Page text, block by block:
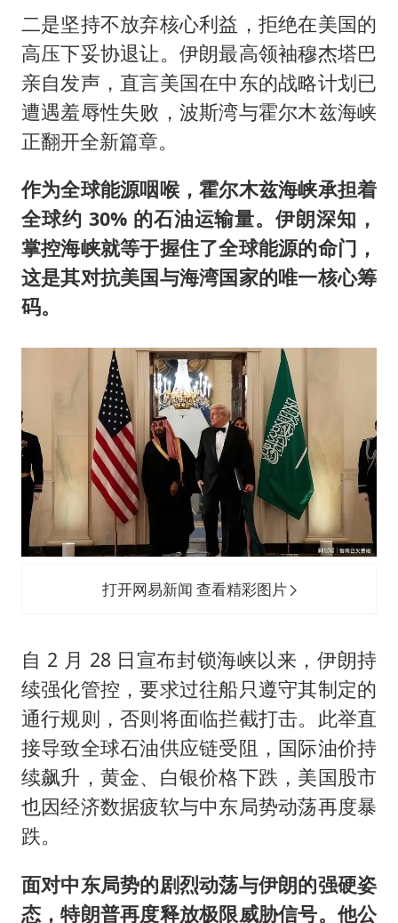
二是坚持不放弃核心利益，拒绝在美国的
高压下妥协退让。伊朗最高领袖穆杰塔巴
亲自发声，直言美国在中东的战略计划已
遭遇羞辱性失败，波斯湾与霍尔木兹海峡
正翻开全新篇章。
作为全球能源咽喉，霍尔木兹海峡承担着
全球约 30% 的石油运输量。伊朗深知，
掌控海峡就等于握住了全球能源的命门，
这是其对抗美国与海湾国家的唯一核心筹
码。
打开网易新闻 查看精彩图片
自 2 月 28 日宣布封锁海峡以来，伊朗持
续强化管控，要求过往船只遵守其制定的
通行规则，否则将面临拦截打击。此举直
接导致全球石油供应链受阻，国际油价持
续飙升，黄金、白银价格下跌，美国股市
也因经济数据疲软与中东局势动荡再度暴
跌。
面对中东局势的剧烈动荡与伊朗的强硬姿
态，特朗普再度释放极限威胁信号。他公